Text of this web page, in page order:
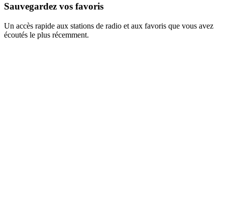
Sauvegardez vos favoris
Un accès rapide aux stations de radio et aux favoris que vous avez
écoutés le plus récemment.